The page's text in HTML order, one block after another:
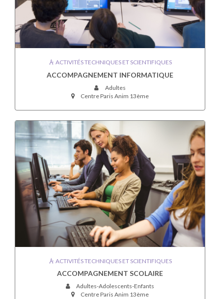
ACTIVITÉS TECHNIQUES ET SCIENTIFIQUES
ACCOMPAGNEMENT INFORMATIQUE
Adultes
Centre Paris Anim 13ème
ACTIVITÉS TECHNIQUES ET SCIENTIFIQUES
ACCOMPAGNEMENT SCOLAIRE
Adultes-Adolescents-Enfants
Centre Paris Anim 13ème